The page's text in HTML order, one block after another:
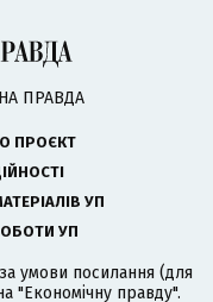
ПРАВДА
ПРОЄКТ
УП
УП
умови посилання (для
"Економічну правду".